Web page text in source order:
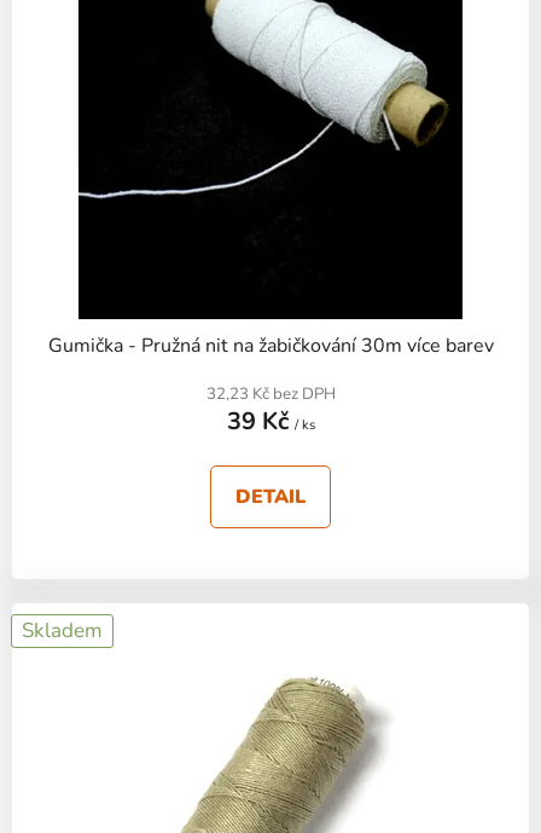
Gumička - Pružná nit na žabičkování 30m více barev
32,23 Kč bez DPH
39 Kč / ks
DETAIL
Skladem